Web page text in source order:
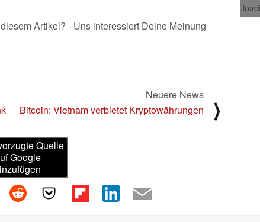
Artikel? - Uns interessiert Deine Meinung
Neuere News
Bitcoin: Vietnam verbietet Kryptowährungen
⟩
Quelle
Google